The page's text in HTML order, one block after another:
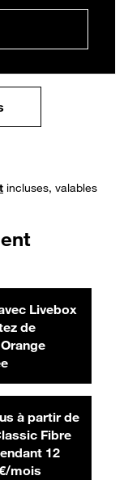
incluses, valables
Livebox
de
mois
à partir de
Fibre
€ par mois
12
mois42,99 € par